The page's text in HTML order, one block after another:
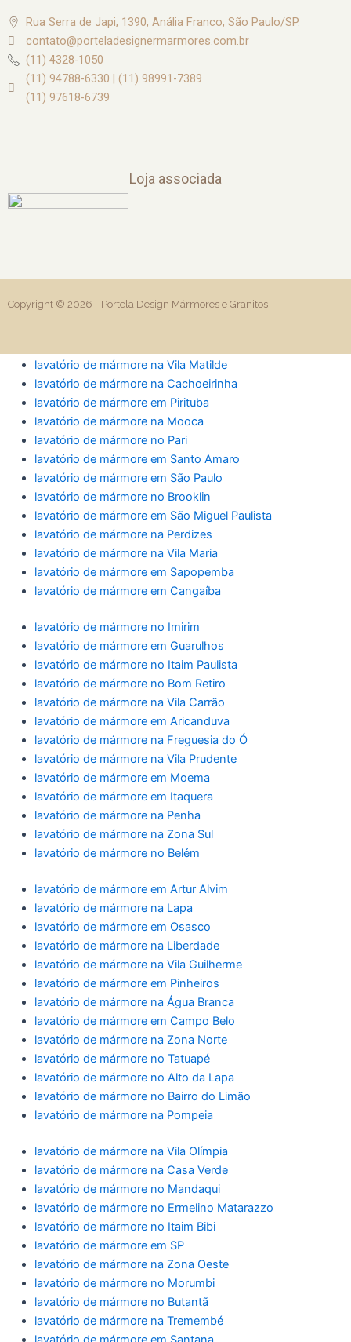
Rua Serra de Japi, 1390, Anália Franco, São Paulo/SP.
contato@porteladesignermarmores.com.br
(11) 4328-1050
(11) 94788-6330 | (11) 98991-7389
(11) 97618-6739
Loja associada
Copyright © 2026 - Portela Design Mármores e Granitos
lavatório de mármore na Vila Matilde
lavatório de mármore na Cachoeirinha
lavatório de mármore em Pirituba
lavatório de mármore na Mooca
lavatório de mármore no Pari
lavatório de mármore em Santo Amaro
lavatório de mármore em São Paulo
lavatório de mármore no Brooklin
lavatório de mármore em São Miguel Paulista
lavatório de mármore na Perdizes
lavatório de mármore na Vila Maria
lavatório de mármore em Sapopemba
lavatório de mármore em Cangaíba
lavatório de mármore no Imirim
lavatório de mármore em Guarulhos
lavatório de mármore no Itaim Paulista
lavatório de mármore no Bom Retiro
lavatório de mármore na Vila Carrão
lavatório de mármore em Aricanduva
lavatório de mármore na Freguesia do Ó
lavatório de mármore na Vila Prudente
lavatório de mármore em Moema
lavatório de mármore em Itaquera
lavatório de mármore na Penha
lavatório de mármore na Zona Sul
lavatório de mármore no Belém
lavatório de mármore em Artur Alvim
lavatório de mármore na Lapa
lavatório de mármore em Osasco
lavatório de mármore na Liberdade
lavatório de mármore na Vila Guilherme
lavatório de mármore em Pinheiros
lavatório de mármore na Água Branca
lavatório de mármore em Campo Belo
lavatório de mármore na Zona Norte
lavatório de mármore no Tatuapé
lavatório de mármore no Alto da Lapa
lavatório de mármore no Bairro do Limão
lavatório de mármore na Pompeia
lavatório de mármore na Vila Olímpia
lavatório de mármore na Casa Verde
lavatório de mármore no Mandaqui
lavatório de mármore no Ermelino Matarazzo
lavatório de mármore no Itaim Bibi
lavatório de mármore em SP
lavatório de mármore na Zona Oeste
lavatório de mármore no Morumbi
lavatório de mármore no Butantã
lavatório de mármore na Tremembé